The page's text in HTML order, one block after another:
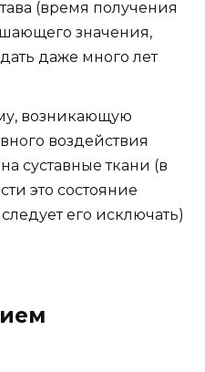
(время получения
значения,
даже много лет
возникающую
воздействия
суставные ткани (в
это состояние
его исключать)